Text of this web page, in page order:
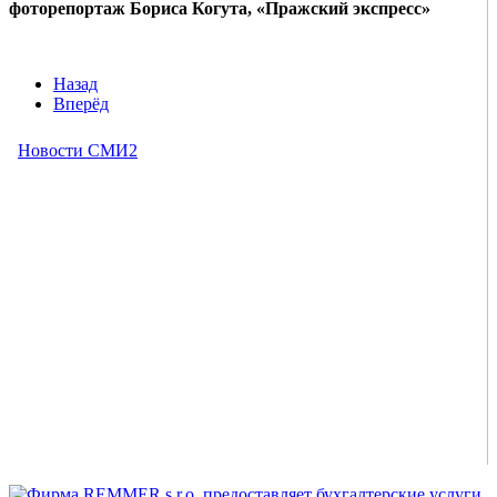
фоторепортаж Бориса Когута, «Пражский экспресс»
Назад
Вперёд